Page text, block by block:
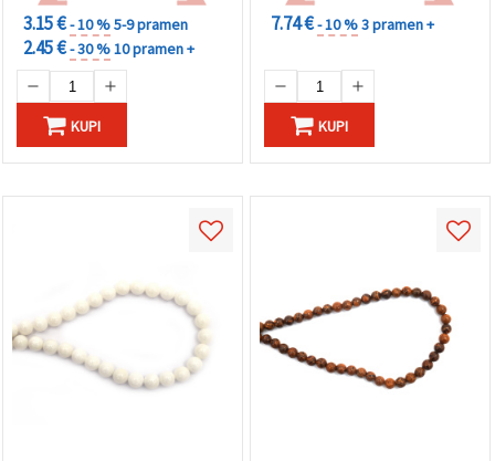
3.15 €- 10 %5-9 pramen
2.45 €- 30 %10 pramen +
KUPI
7.74 €- 10 %3 pramen +
KUPI